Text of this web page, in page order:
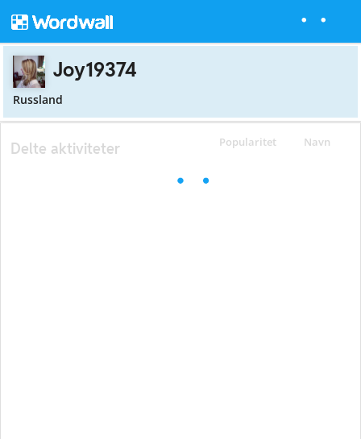
Joy19374
Russland
Popularitet Navn
Delte aktiviteter